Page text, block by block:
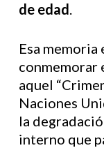
de edad.
Esa memoria
conmemorar
aquel
Naciones
la
interno que